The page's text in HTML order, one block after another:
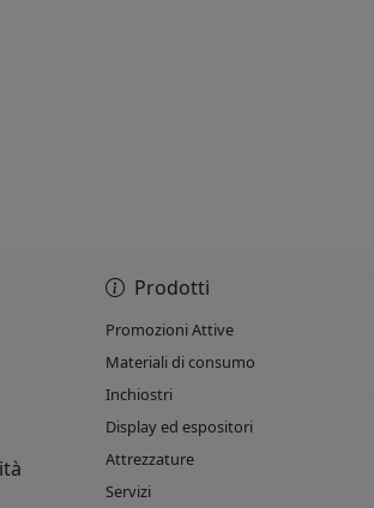
Prodotti
Promozioni Attive
Materiali di consumo
Inchiostri
Display ed espositori
Attrezzature
Servizi